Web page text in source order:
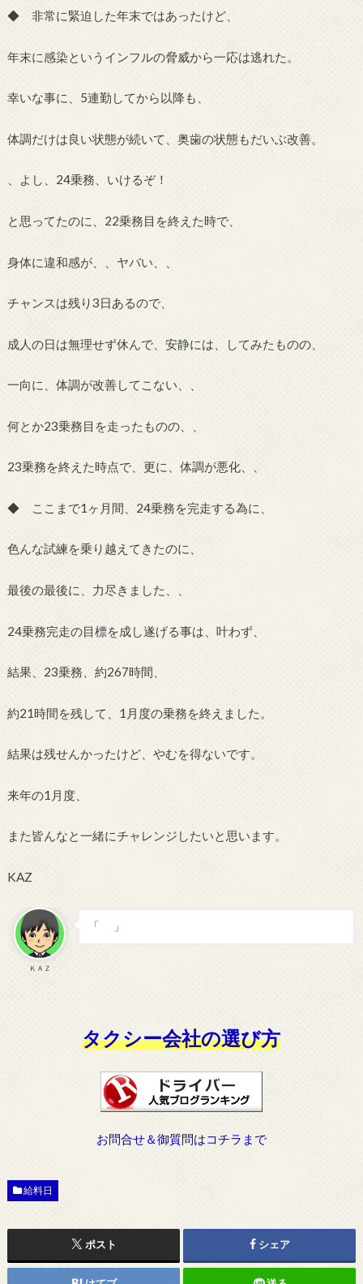
◆ 非常に緊迫した年末ではあったけど、
年末に感染というインフルの脅威から一応は逃れた。
幸いな事に、5連勤してから以降も、
体調だけは良い状態が続いて、奥歯の状態もだいぶ改善。
、よし、24乗務、いけるぞ！
と思ってたのに、22乗務目を終えた時で、
身体に違和感が、、ヤバい、、
チャンスは残り3日あるので、
成人の日は無理せず休んで、安静には、してみたものの、
一向に、体調が改善してこない、、
何とか23乗務目を走ったものの、、
23乗務を終えた時点で、更に、体調が悪化、、
◆ ここまで1ヶ月間、24乗務を完走する為に、
色んな試練を乗り越えてきたのに、
最後の最後に、力尽きました、、
24乗務完走の目標を成し遂げる事は、叶わず、
結果、23乗務、約267時間、
約21時間を残して、1月度の乗務を終えました。
結果は残せんかったけど、やむを得ないです。
来年の1月度、
また皆んなと一緒にチャレンジしたいと思います。
KAZ
ＫＡＺ
「 」
タクシー会社の選び方
お問合せ＆御質問はコチラまで
給料日
ポスト シェア